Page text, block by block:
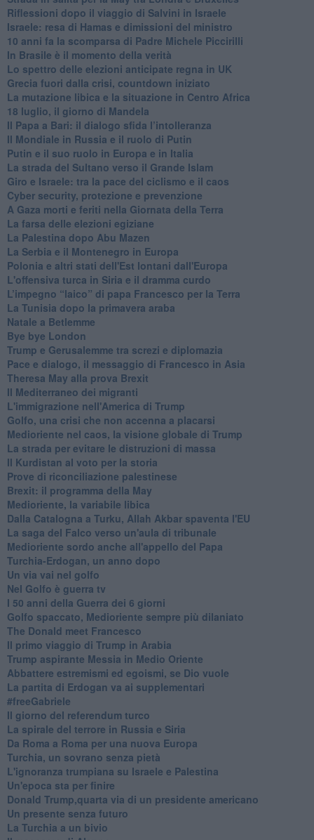
Riflessioni dopo il viaggio di Salvini in Israele
Israele: resa di Hamas e dimissioni del ministro
10 anni fa la scomparsa di Padre Michele Piccirilli
In Brasile è il momento della verità
Lo spettro delle elezioni anticipate regna in UK
Grecia fuori dalla crisi, countdown iniziato
La mutazione libica e la situazione in Centro Africa
18 luglio, il giorno di Mandela
Il Papa a Bari: il dialogo sfida l’intolleranza
Il Mondiale in Russia e il ruolo di Putin
Putin e il suo ruolo in Europa e in Italia
La strada del Sultano verso il Grande Islam
Giro e Israele: tra la pace del ciclismo e il caos
Cyber security, protezione e prevenzione
A Gaza morti e feriti nella Giornata della Terra
La farsa delle elezioni egiziane
La Palestina dopo Abu Mazen
La Serbia e il Montenegro in Europa
Polonia e altri stati dell'Est lontani dall'Europa
L'offensiva turca in Siria e il dramma curdo
L’impegno “laico” di papa Francesco per la Terra
La Tunisia dopo la primavera araba
Natale a Betlemme
Bye bye London
Trump e Gerusalemme tra screzi e diplomazia
Pace e dialogo, il messaggio di Francesco in Asia
Theresa May alla prova Brexit
Il Mediterraneo dei migranti
L'immigrazione nell'America di Trump
Golfo, una crisi che non accenna a placarsi
Medioriente nel caos, la visione globale di Trump
La strada per evitare le distruzioni di massa
Il Kurdistan al voto per la storia
Prove di riconciliazione palestinese
Brexit: il programma della May
Medioriente, la variabile libica
Dalla Catalogna a Turku, Allah Akbar spaventa l'EU
La saga del Falco verso un'aula di tribunale
Medioriente sordo anche all'appello del Papa
Turchia-Erdogan, un anno dopo
Un via vai nel golfo
Nel Golfo è guerra tv
I 50 anni della Guerra dei 6 giorni
Golfo spaccato, Medioriente sempre più dilaniato
The Donald meet Francesco
Il primo viaggio di Trump in Arabia
Trump aspirante Messia in Medio Oriente
Abbattere estremismi ed egoismi, se Dio vuole
La partita di Erdogan va ai supplementari
#freeGabriele
Il giorno del referendum turco
La spirale del terrore in Russia e Siria
Da Roma a Roma per una nuova Europa
Turchia, un sovrano senza pietà
L'ignoranza trumpiana su Israele e Palestina
Un'epoca sta per finire
Donald Trump,quarta via di un presidente americano
Un presente senza futuro
La Turchia a un bivio